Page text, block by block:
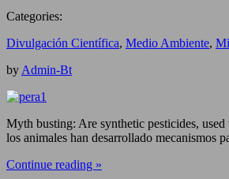
Categories:
Divulgación Científica, Medio Ambiente,
by Admin-Bt
Myth busting: Are synthetic pesticides,
los animales han desarrollado mecanismos
Continue reading »